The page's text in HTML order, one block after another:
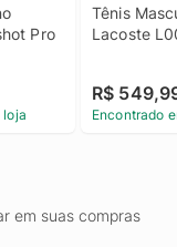
Pro
loja
Tênis
Lacoste
R$
Encontrado
em suas compras